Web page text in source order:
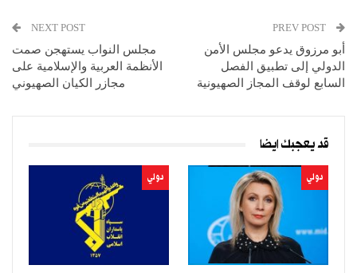
أبو مرزوق يدعو مجلس الأمن
الدولي إلى تطبيق الفصل
السابع لوقف المجاز الصهيونية
NEXT POST
مجلس النواب يستهجن صمت
الأنظمة العربية والإسلامية على
مجازر الكيان الصهيوني
قد يعجبك ايضا
دولي دولي